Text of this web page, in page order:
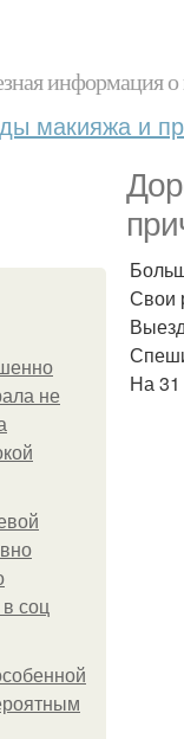
информация
макияжа и
не
соц
Свои
На 31